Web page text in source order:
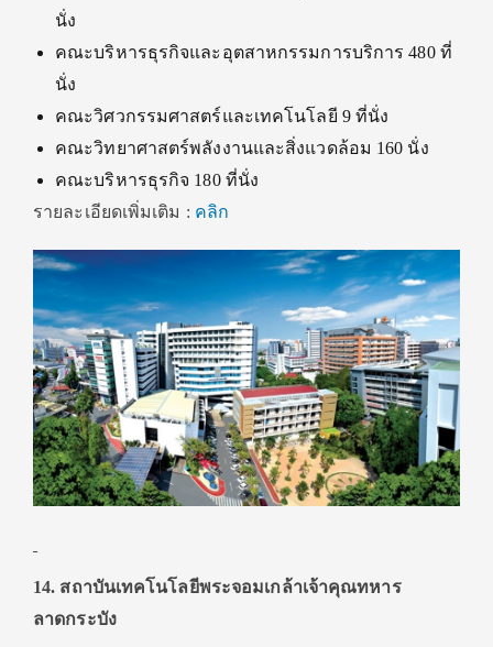
นั่ง
คณะบริหารธุรกิจและอุตสาหกรรมการบริการ 480 ที่
นั่ง
คณะวิศวกรรมศาสตร์และเทคโนโลยี 9 ที่นั่ง
คณะวิทยาศาสตร์พลังงานและสิ่งแวดล้อม 160 นั่ง
คณะบริหารธุรกิจ 180 ที่นั่ง
รายละเอียดเพิ่มเติม : คลิก
14. สถาบันเทคโนโลยีพระจอมเกล้าเจ้าคุณทหาร
ลาดกระบัง